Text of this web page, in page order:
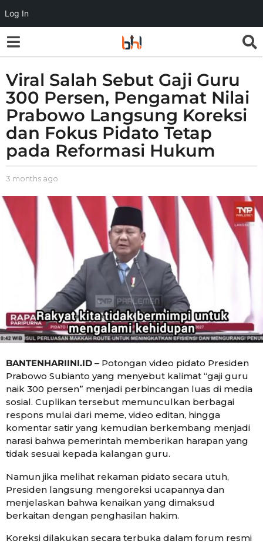
Log In
3
m
o
n
t
h
s
g
o
3
m
g
o
Viral Salah Sebut Gaji Guru
300 Persen, Pengamat Nilai
Prabowo Langsung Koreksi
dan Fokus Pidato Tetap
pada Reformasi Hukum
b
g
u
n
3 months ago
t
h
BANTENHARIINI.ID – Potongan video pidato Presiden
Prabowo Subianto yang menyebut kalimat “gaji guru
naik 300 persen” menjadi perbincangan luas di media
sosial. Cuplikan tersebut memunculkan berbagai
respons mulai dari meme, video editan, hingga
komentar satir yang kemudian berkembang menjadi
narasi bahwa pemerintah memberikan harapan yang
tidak sesuai kepada kalangan guru.
Namun jika melihat rekaman pidato secara utuh,
Presiden langsung mengoreksi ucapannya dan
menjelaskan bahwa kenaikan yang dimaksud
berkaitan dengan penghasilan hakim.
Koreksi dilakukan secara terbuka dalam forum resmi